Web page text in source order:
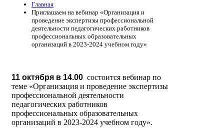
Главная
Приглашаем на вебинар «Организация и
проведение экспертизы профессиональной
деятельности педагогических работников
профессиональных образовательных
организаций в 2023-2024 учебном году»
11 октября в 14.00 состоится вебинар по
теме «Организация и проведение экспертизы
профессиональной деятельности
педагогических работников
профессиональных образовательных
организаций в 2023-2024 учебном году».